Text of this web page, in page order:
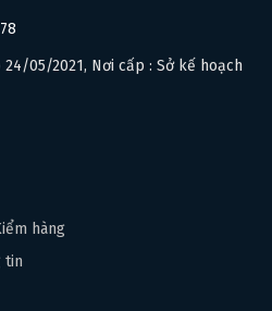
24/05/2021, Nơi cấp : Sở kế hoạch
hàng
tin